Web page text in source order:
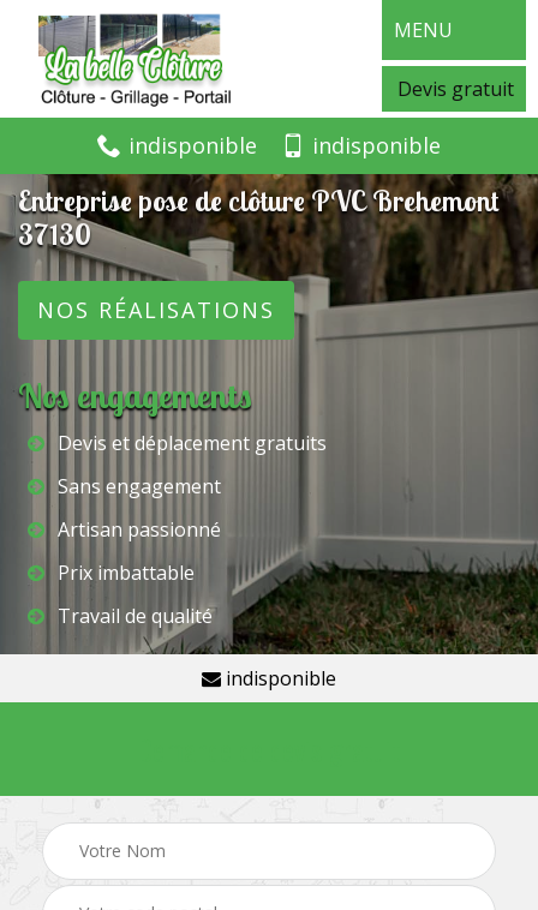
MENU
Devis gratuit
indisponible indisponible
Entreprise pose de clôture PVC Brehemont
37130
NOS RÉALISATIONS
Nos engagements
Devis et déplacement gratuits
Sans engagement
Artisan passionné
Prix imbattable
Travail de qualité
indisponible